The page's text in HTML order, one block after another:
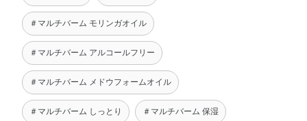
＃マルチバーム モリンガオイル
＃マルチバーム アルコールフリー
＃マルチバーム メドウフォームオイル
＃マルチバーム しっとり ＃マルチバーム 保湿